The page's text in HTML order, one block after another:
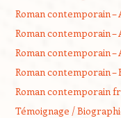
Roman contemporain –
Roman contemporain –
Roman contemporain
Roman contemporain –
Roman contemporain
Témoignage /